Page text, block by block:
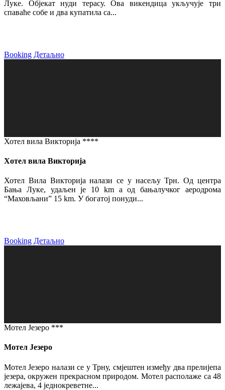
Луке. Објекат нуди терасу. Ова викендица укључује три
спаваће собе и два купатила са...
Booking Детаљно
Хотел вила Викторија ****
Хотел вила Викторија
Хотел Вила Викторија налази се у насељу Трн. Од центра
Бања Луке, удаљен је 10 km а од бањалучког аеродрома
“Маховљани” 15 km. У богатој понуди...
Booking Детаљно
Мотел Језеро ***
Мотел Језеро
Мотел Језеро налази се у Трну, смјештен између два прелијепа
језера, окружен прекрасном природом. Мотел располаже са 48
лежајева, 4 једнокреветне...